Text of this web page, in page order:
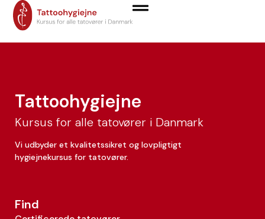
Artürs Vijgerts
Tattoohygiejne
Kursus for alle tatovører i Danmark
Vi udbyder et kvalitetssikret og lovpligtigt
hygiejnekursus for tatovører.
Find